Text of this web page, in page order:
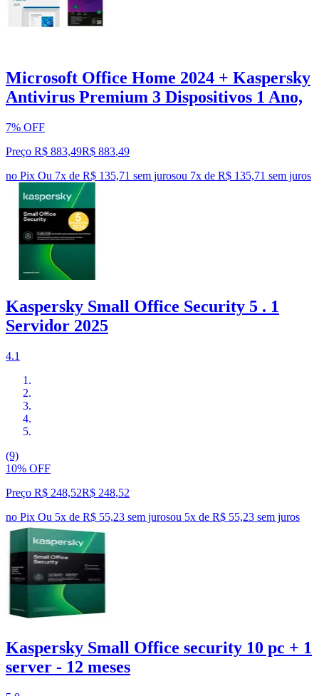
Microsoft Office Home 2024 + Kaspersky
Antivirus Premium 3 Dispositivos 1 Ano,
7% OFF
Preço R$ 883,49R$ 883,49
no Pix Ou 7x de R$ 135,71 sem jurosou 7x de R$ 135,71 sem juros
Kaspersky Small Office Security 5 . 1
Servidor 2025
4.1
(9)
10% OFF
Preço R$ 248,52R$ 248,52
no Pix Ou 5x de R$ 55,23 sem jurosou 5x de R$ 55,23 sem juros
Kaspersky Small Office security 10 pc + 1
server - 12 meses